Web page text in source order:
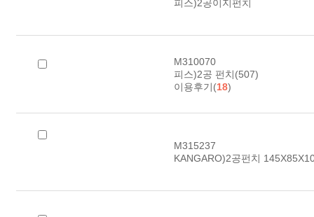
피스)2공이지펀치
M310070
피스)2공 펀치(507)
이용후기(18)
M315237
KANGARO)2공펀치